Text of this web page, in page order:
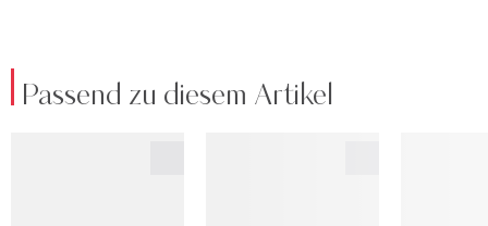
Passend zu diesem Artikel